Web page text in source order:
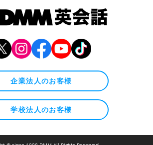
企業法人のお客様
学校法人のお客様